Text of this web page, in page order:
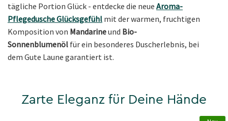
tägliche Portion Glück - entdecke die neue Aroma-
Pflegedusche Glücksgefühl mit der warmen, fruchtigen
Komposition von Mandarineund Bio-
Sonnenblumenöl für ein besonderes Duscherlebnis, bei
dem Gute Laune garantiert ist.
Zarte Eleganz für Deine Hände